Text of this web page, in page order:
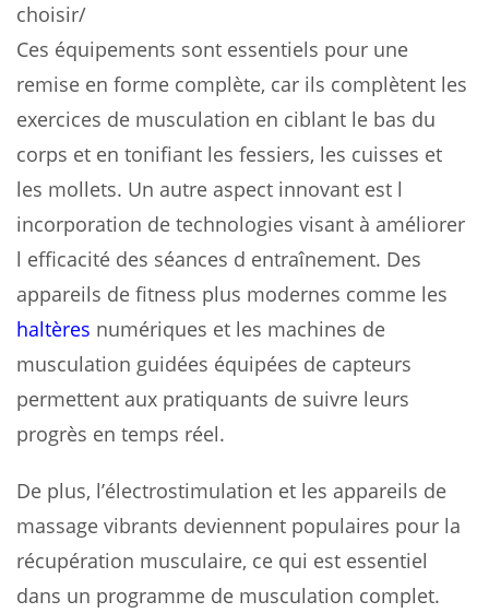
choisir/
Ces équipements sont essentiels pour une
remise en forme complète, car ils complètent les
exercices de musculation en ciblant le bas du
corps et en tonifiant les fessiers, les cuisses et
les mollets. Un autre aspect innovant est l
incorporation de technologies visant à améliorer
l efficacité des séances d entraînement. Des
appareils de fitness plus modernes comme les
haltères numériques et les machines de
musculation guidées équipées de capteurs
permettent aux pratiquants de suivre leurs
progrès en temps réel.
De plus, l’électrostimulation et les appareils de
massage vibrants deviennent populaires pour la
récupération musculaire, ce qui est essentiel
dans un programme de musculation complet.